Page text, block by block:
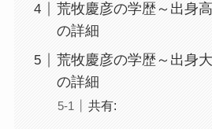
荒牧慶彦の学歴～出身
の詳細
荒牧慶彦の学歴～出身
の詳細
共有: